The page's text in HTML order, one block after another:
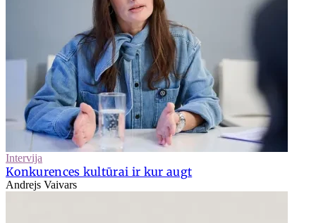
Intervija
Konkurences kultūrai ir kur augt
Andrejs Vaivars